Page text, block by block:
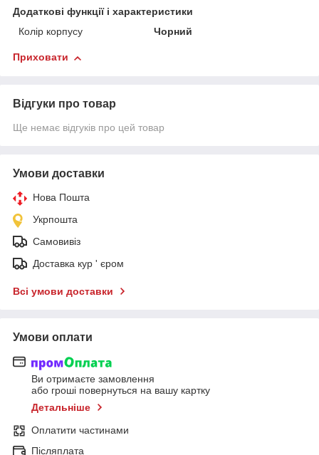
Додаткові функції і характеристики
Колір корпусу
Чорний
Приховати
Відгуки про товар
Ще немає відгуків про цей товар
Умови доставки
Нова Пошта
Укрпошта
Самовивіз
Доставка кур ' єром
Всі умови доставки
Умови оплати
Ви отримаєте замовлення
або гроші повернуться на вашу картку
Детальніше
Оплатити частинами
Післяплата